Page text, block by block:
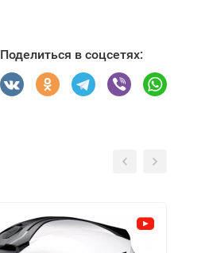
Поделиться в соцсетях: